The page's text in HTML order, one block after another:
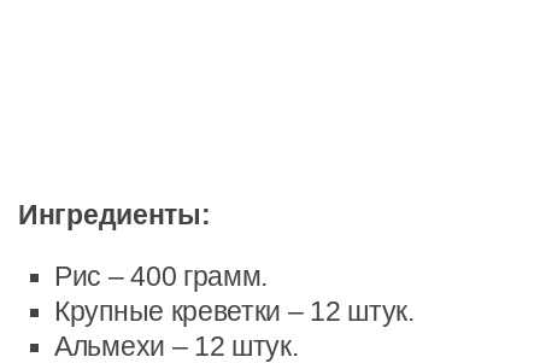
Ингредиенты:
Рис – 400 грамм.
Крупные креветки – 12 штук.
Альмехи – 12 штук.